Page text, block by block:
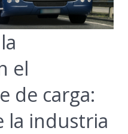
el
de carga:
la industria